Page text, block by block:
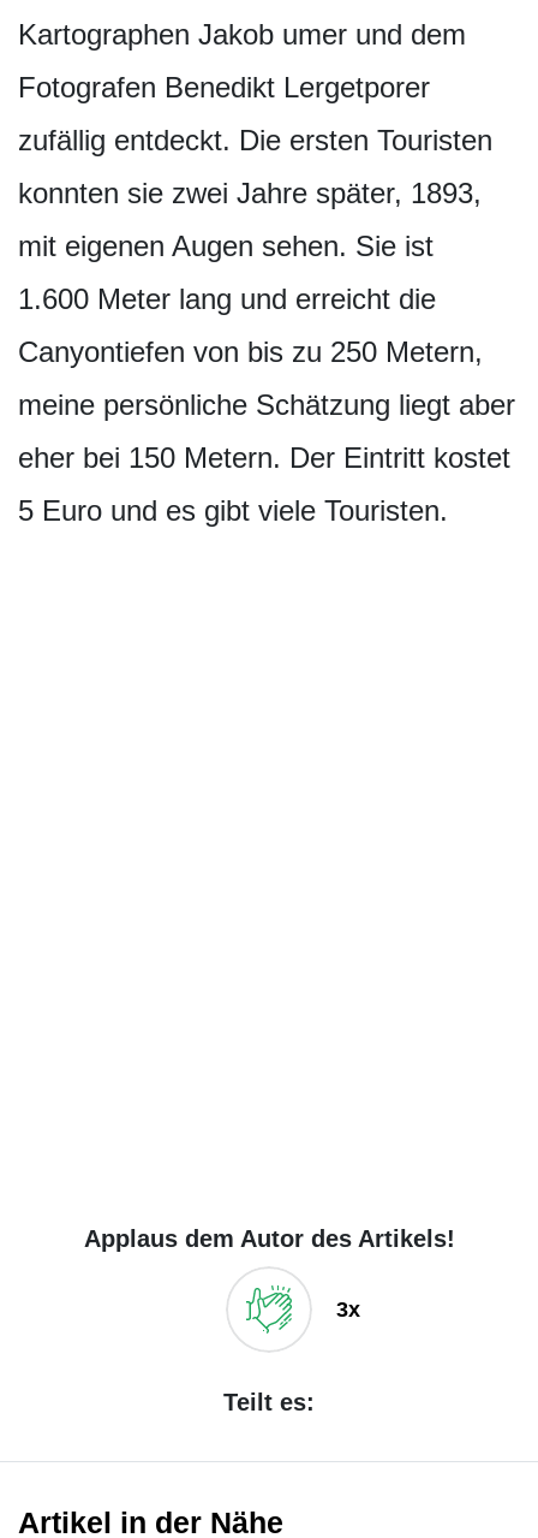
Kartographen Jakob umer und dem
Fotografen Benedikt Lergetporer
zufällig entdeckt. Die ersten Touristen
konnten sie zwei Jahre später, 1893,
mit eigenen Augen sehen. Sie ist
1.600 Meter lang und erreicht die
Canyontiefen von bis zu 250 Metern,
meine persönliche Schätzung liegt aber
eher bei 150 Metern. Der Eintritt kostet
5 Euro und es gibt viele Touristen.
Applaus dem Autor des Artikels!
3x
Teilt es:
Artikel in der Nähe